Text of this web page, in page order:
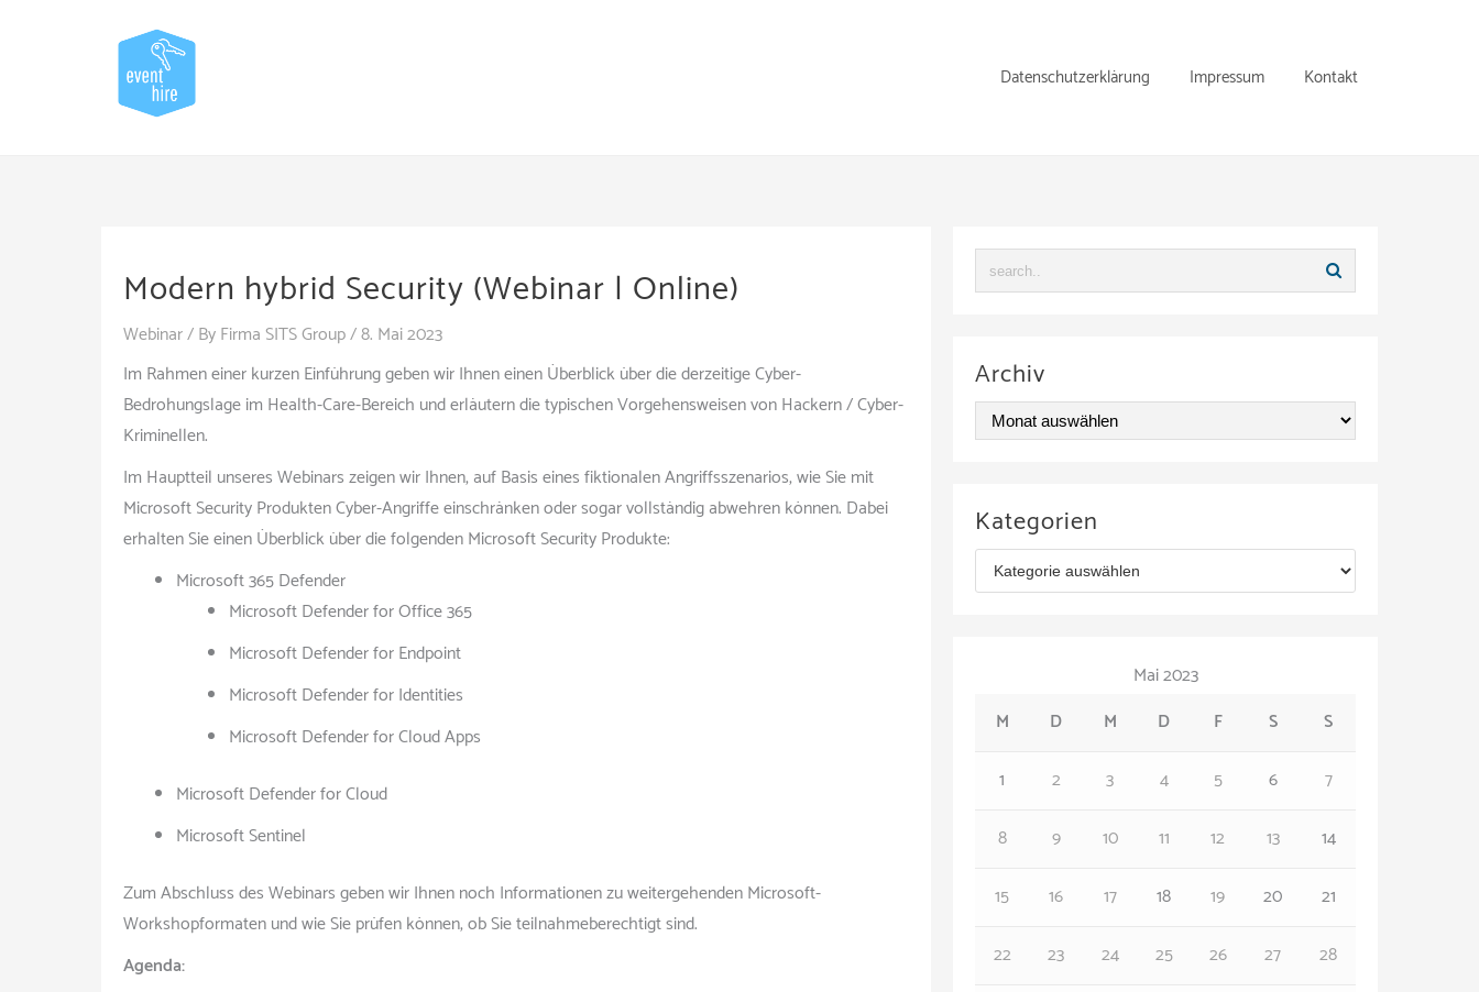
Datenschutzerklärung Impressum Kontakt
Modern hybrid Security (Webinar | Online)
Webinar/ ByFirma SITS Group/8. Mai 2023
Im Rahmen einer kurzen Einführung geben wir Ihnen einen Überblick über die derzeitige Cyber-
Bedrohungslage im Health-Care-Bereich und erläutern die typischen Vorgehensweisen von Hackern / Cyber-
Kriminellen.
Im Hauptteil unseres Webinars zeigen wir Ihnen, auf Basis eines fiktionalen Angriffsszenarios, wie Sie mit
Microsoft Security Produkten Cyber-Angriffe einschränken oder sogar vollständig abwehren können. Dabei
erhalten Sie einen Überblick über die folgenden Microsoft Security Produkte:
Microsoft 365 Defender
Microsoft Defender for Office 365
Microsoft Defender for Endpoint
Microsoft Defender for Identities
Microsoft Defender for Cloud Apps
Microsoft Defender for Cloud
Microsoft Sentinel
Zum Abschluss des Webinars geben wir Ihnen noch Informationen zu weitergehenden Microsoft-
Workshopformaten und wie Sie prüfen können, ob Sie teilnahmeberechtigt sind.
Agenda:
Archiv
hKategorien
Mai 2023
M
D M D F S
S
1
2 3 4 5 6
7
8
9 10 11 12 13
14
15
16 17 18 19 20
21
22
23 24 25 26 27
28